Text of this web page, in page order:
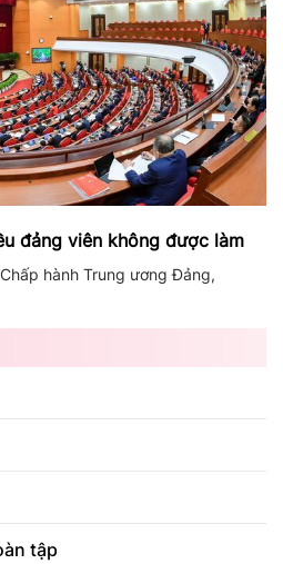
đảng viên không được làm
hành Trung ương Đảng,
tập